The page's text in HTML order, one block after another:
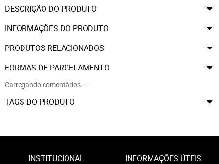
DESCRIÇÃO DO PRODUTO
INFORMAÇÕES DO PRODUTO
PRODUTOS RELACIONADOS
FORMAS DE PARCELAMENTO
Carregando comentários ...
TAGS DO PRODUTO
INSTITUCIONAL INFORMAÇÕES ÚTEIS